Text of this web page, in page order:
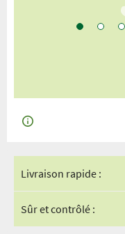
Livraison rapide :
Sûr et contrôlé :